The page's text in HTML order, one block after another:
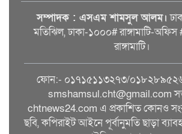
সম্পাদক : এসএম শামসুল আলম।
মতিঝিল, ঢাকা-১০০০# রাঙ্গামাটি-অফিস
রাঙ্গামাটি।
ফোন:- ০১৭১৫১১৩২৭৩/
smshamsul.cht@gmail.com
chtnews24.com এ প্রকাশিত কোনও
ছবি, কপিরাইট আইনে পূর্বানুমতি ছাড়া